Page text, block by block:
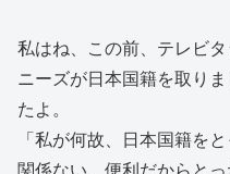
私はね、この前、テレビ
ニーズが日本国籍を取り
たよ。
「私が何故、日本国籍を